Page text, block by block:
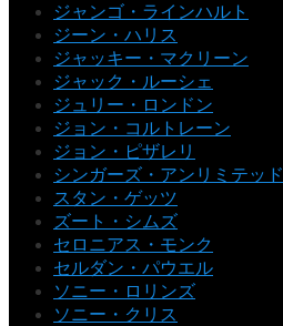
ジャンゴ・ラインハルト
ジーン・ハリス
ジャッキー・マクリーン
ジャック・ルーシェ
ジュリー・ロンドン
ジョン・コルトレーン
ジョン・ピザレリ
シンガーズ・アンリミテッド
スタン・ゲッツ
ズート・シムズ
セロニアス・モンク
セルダン・パウエル
ソニー・ロリンズ
ソニー・クリス